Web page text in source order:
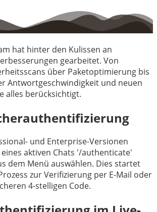
hat hinter den Kulissen an
gearbeitet. Von
über Paketoptimierung bis
Antwortgeschwindigkeit und neuen
alles berücksichtigt.
und Enterprise-Versionen
aktiven Chats '/authenticate'
dem Menü auswählen. Dies startet
zur Verifizierung per E-Mail oder
4-stelligen Code.